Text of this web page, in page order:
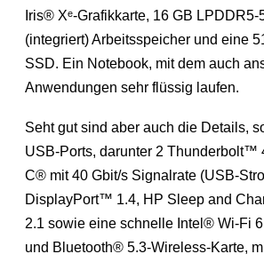
Iris® Xᵉ-Grafikkarte, 16 GB LPDDR5-
(integriert) Arbeitsspeicher und eine
SSD. Ein Notebook, mit dem auch
Anwendungen sehr flüssig laufen.
Seht gut sind aber auch die Details,
USB-Ports, darunter 2 Thunderbolt™
C® mit 40 Gbit/s Signalrate (USB-
DisplayPort™ 1.4, HP Sleep and
2.1 sowie eine schnelle Intel® Wi-Fi
und Bluetooth® 5.3-Wireless-Karte,